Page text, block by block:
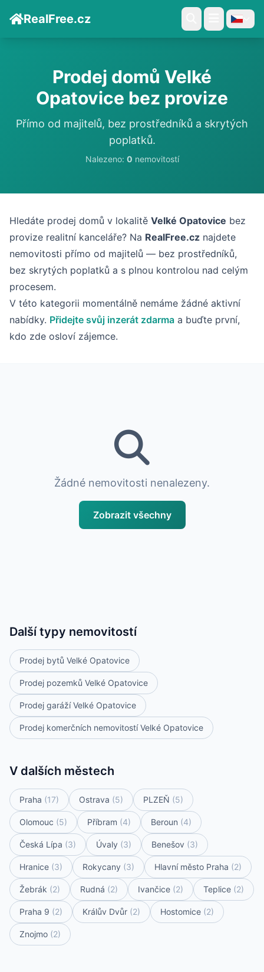
RealFree.cz
Prodej domů Velké
Opatovice bez provize
Přímo od majitelů, bez prostředníků a skrytých
poplatků.
Nalezeno: 0 nemovitostí
Hledáte prodej domů v lokalitě Velké Opatovice bez
provize realitní kanceláře? Na RealFree.cz najdete
nemovitosti přímo od majitelů — bez prostředníků,
bez skrytých poplatků a s plnou kontrolou nad celým
procesem.
V této kategorii momentálně nemáme žádné aktivní
nabídky. Přidejte svůj inzerát zdarma a buďte první,
kdo zde osloví zájemce.
Žádné nemovitosti nenalezeny.
Zobrazit všechny
Další typy nemovitostí
Prodej bytů Velké Opatovice
Prodej pozemků Velké Opatovice
Prodej garáží Velké Opatovice
Prodej komerčních nemovitostí Velké Opatovice
V dalších městech
Praha (17) Ostrava (5) PLZEŇ (5)
Olomouc (5) Příbram (4) Beroun (4)
Česká Lípa (3) Úvaly (3) Benešov (3)
Hranice (3) Rokycany (3) Hlavní město Praha (2)
Žebrák (2) Rudná (2) Ivančice (2) Teplice (2)
Praha 9 (2) Králův Dvůr (2) Hostomice (2)
Znojmo (2)